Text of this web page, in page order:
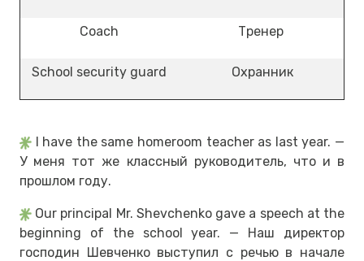
Coach Тренер
School security guard Охранник
I have the same homeroom teacher as last year. —
У меня тот же классный руководитель, что и в
прошлом году.
Our principal Mr. Shevchenko gave a speech at the
beginning of the school year. — Наш директор
господин Шевченко выступил с речью в начале